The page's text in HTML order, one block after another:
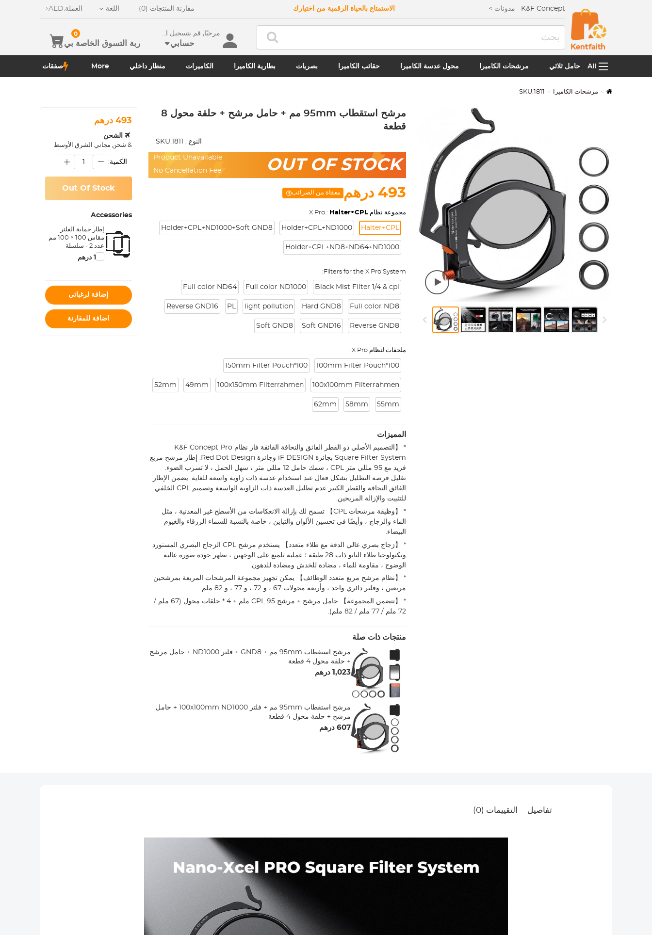
K&F Concept مدونات > الاستمتاع بالحياة الرقمية من اختيارك مقارنة المنتجات (0) اللغة العملة:AED
مرحبًا, قم بتسجيل الدخو
حسابي ربة التسوق الخاصة بي
0
All حامل ثلاثي مرشحات الكاميرا محول عدسة الكاميرا حقائب الكاميرا بصريات بطارية الكاميرا الكاميرات منظار داخلي More صفقات
مرشحات الكاميرا SKU.1811
مرشح استقطاب 95mm مم + حامل مرشح + حلقة محول 8
قطعة
النوع : SKU.1811
OUT OF STOCK
Product Unavailable
No Cancellation Fee
493 درهم معفاة من الضرائب
مجموعة نظام X Pro.: Halter+CPL
Halter+CPL
Holder+CPL+ND1000
Holder+CPL+ND1000+Soft GND8
Holder+CPL+ND8+ND64+ND1000
Filters for the X Pro System:
Black Mist Filter 1/4 & cpl
Full color ND1000
Full color ND64
Full color ND8
Hard GND8
light pollution
PL
Reverse GND16
Reverse GND8
Soft GND16
Soft GND8
ملحقات لنظام X Pro:
100*100mm Filter Pouch
100*150mm Filter Pouch
100x100mm Filterrahmen
100x150mm Filterrahmen
49mm
52mm
55mm
58mm
62mm
المميزات
* 【التصميم الأصلي ذو القطر الفائق والنحافة الفائقة فاز نظام K&F Concept Pro
Square Filter System بجائزة iF DESIGN وجائزة Red Dot Design. إطار مرشح مربع
فريد مع 95 مللي متر CPL ، سمك حامل 12 مللي متر ، سهل الحمل ، لا تسرب الضوء.
تقليل فرصة التظليل بشكل فعال عند استخدام عدسة ذات زاوية واسعة للغاية. يضمن الإطار
الفائق النحافة والقطر الكبير عدم تظليل العدسة ذات الزاوية الواسعة وتصميم CPL الخلفي
للتثبيت والإزالة المريحين.
* 【وظيفة مرشحات CPL】 تسمح لك بإزالة الانعكاسات من الأسطح غير المعدنية ، مثل
الماء والزجاج ، وأيضًا في تحسين الألوان والتباين ، خاصة بالنسبة للسماء الزرقاء والغيوم
البيضاء.
* 【زجاج بصري عالي الدقة مع طلاء متعدد】 يستخدم مرشح CPL الزجاج البصري المستورد
وتكنولوجيا طلاء النانو ذات 28 طبقة ؛ عملية تلميع على الوجهين ، تظهر جودة صورة عالية
الوضوح ، مقاومة للماء ، مضادة للخدش ومضادة للدهون.
* 【نظام مرشح مربع متعدد الوظائف】 يمكن تجهيز مجموعة المرشحات المربعة بمرشحين
مربعين ، وفلتر دائري واحد ، وأربعة محولات 67 ، و 72 ، و 77 ، و 82 ملم.
* 【تتضمن المجموعة】 حامل مرشح + مرشح CPL 95 ملم + 4 * حلقات محول (67 ملم /
72 ملم / 77 ملم / 82 ملم).
منتجات ذات صلة
مرشح استقطاب 95mm مم + GND8 + فلتر ND1000 + حامل مرشح
+ حلقة محول 4 قطعة
1,023 درهم
مرشح استقطاب 95mm مم + فلتر 100x100mm ND1000 + حامل
مرشح + حلقة محول 4 قطعة
607 درهم
493 درهم
الشحن
& شحن مجاني الشرق الأوسط
الكمية:
Out Of Stock
Accessories
إطار حماية الفلتر
مقاس 100 × 100 مم
عدد 2 - سلسلة
Nano X Pro
127 درهم
إضافة لرغباتي
اضافة للمقارنة
تفاصيل التقييمات (0)